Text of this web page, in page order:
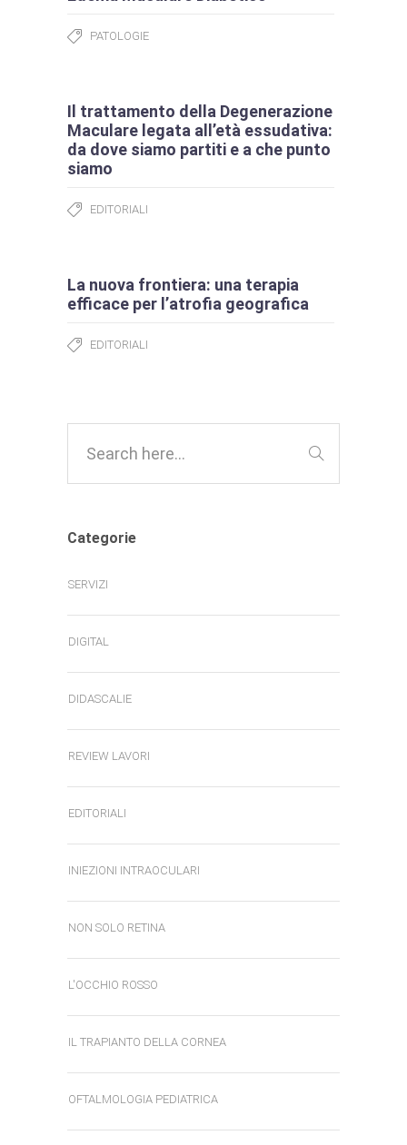
PATOLOGIE
Il trattamento della Degenerazione
Maculare legata all’età essudativa:
da dove siamo partiti e a che punto
siamo
EDITORIALI
La nuova frontiera: una terapia
efficace per l’atrofia geografica
EDITORIALI
Categorie
SERVIZI
DIGITAL
DIDASCALIE
REVIEW LAVORI
EDITORIALI
INIEZIONI INTRAOCULARI
NON SOLO RETINA
L'OCCHIO ROSSO
IL TRAPIANTO DELLA CORNEA
OFTALMOLOGIA PEDIATRICA